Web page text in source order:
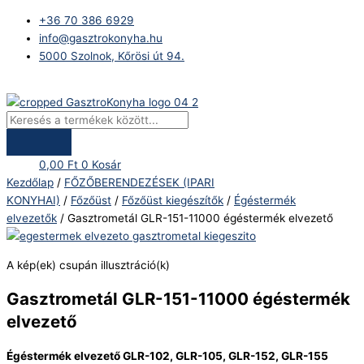
content
+36 70 386 6929
info@gasztrokonyha.hu
5000 Szolnok, Kőrösi út 94.
search
0,00 Ft 0 Kosár
Kezdőlap / FŐZŐBERENDEZÉSEK (IPARI
KONYHAI) / Főzőüst / Főzőüst kiegészítők / Égéstermék
elvezetők / Gasztrometál GLR-151-11000 égéstermék elvezető
A kép(ek) csupán illusztráció(k)
Gasztrometál GLR-151-11000 égéstermék
elvezető
Égéstermék elvezető GLR-102, GLR-105, GLR-152, GLR-155
GLR-
151-
11000
elvezető
mennyiség